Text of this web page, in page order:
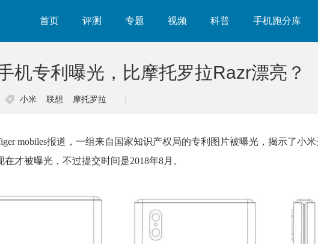
首页 评测 专题 视频 科普 手机跑分库
机专利曝光，比摩托罗拉Razr漂亮？
小米 联想 摩托罗拉
mobiles报道，一组来自国家知识产权局的专利图片被曝光，揭示了小
才被曝光，不过提交时间是2018年8月。